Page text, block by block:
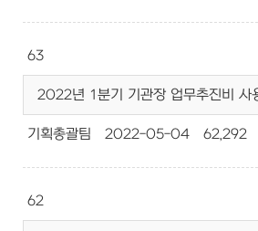
63
2022년 1분기 기관장 업무추진비 사
기획총괄팀 2022-05-04 62,292
62